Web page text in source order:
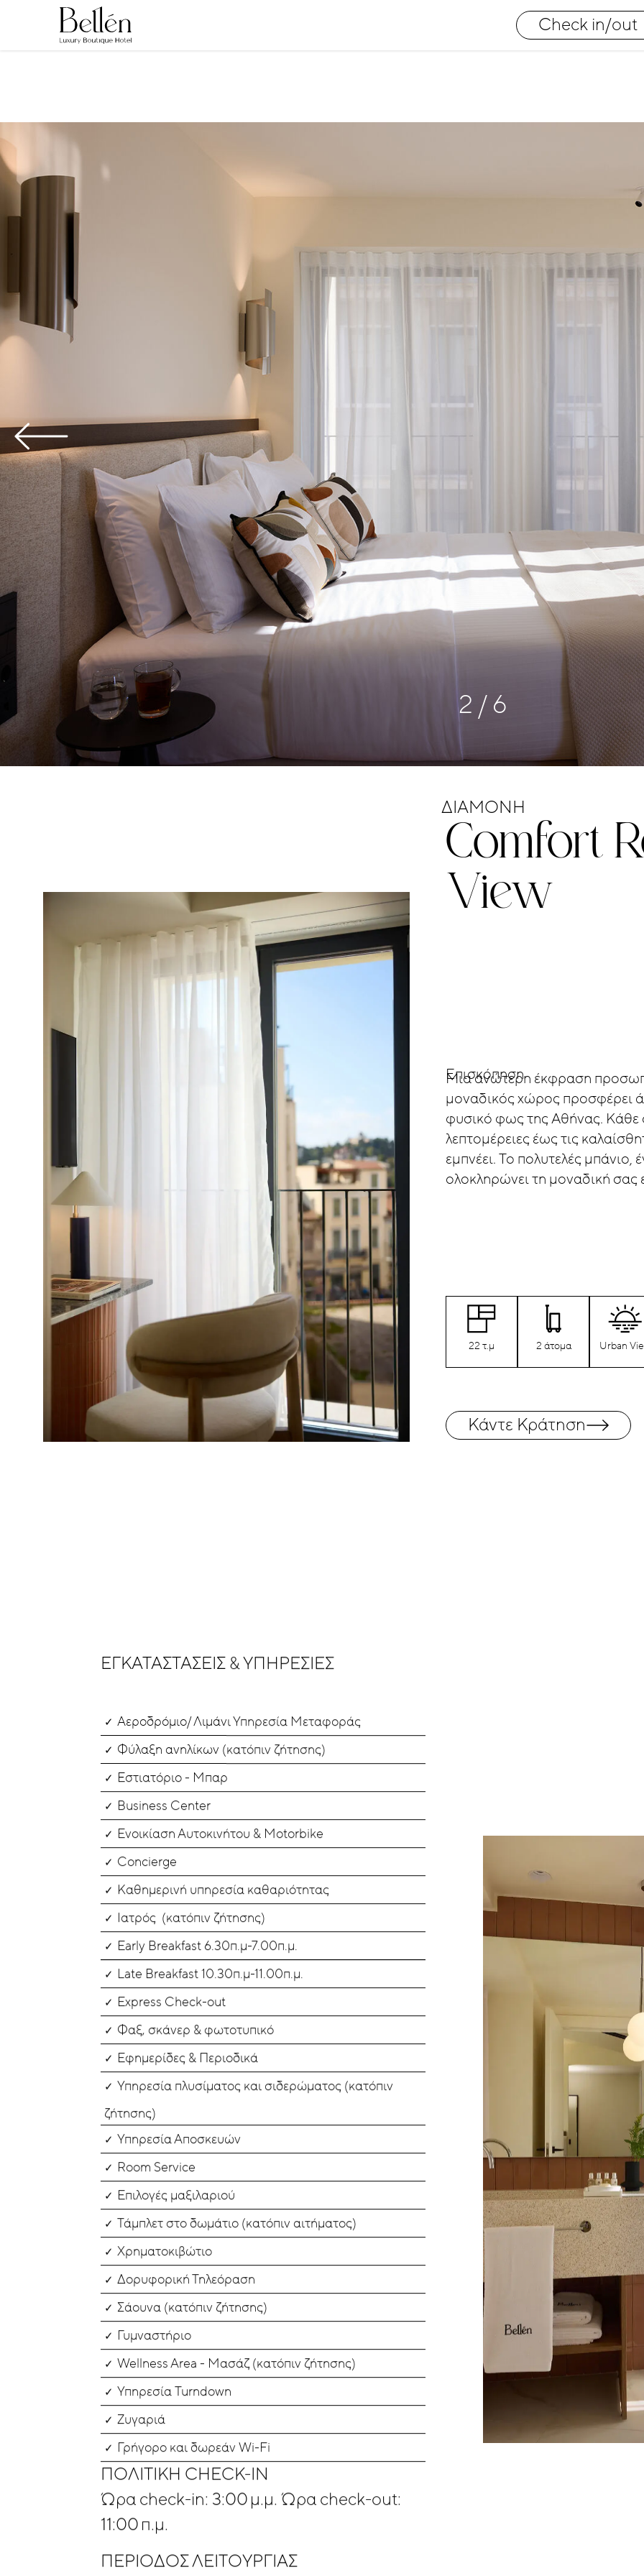
Παράκαμψη
Check in/out
3 /6
ΔΙΑΜΟΝΉ
Comfort
View
Επισκόπηση
Μιαανώτερη έκφραση
μοναδικόςχώρος προσφέρει
φυσικό φωςτηςΑθήνας. Κάθε
λεπτομέρειες έωςτις
εμπνέει.Το πολυτελές μπάνιο,
ολοκληρώνειτη μοναδική σας
22 τ.μ 2 άτομα Urban
Κάντε Κράτηση
ΕΓΚΑΤΑΣΤΆΣΕΙΣ & ΥΠΗΡΕΣΊΕΣ
Αεροδρόμιο/ Λιμάνι Υπηρεσία Μεταφοράς
Φύλαξη ανηλίκων (κατόπιν ζήτησης)
Εστιατόριο - Μπαρ
Business Center
Ενοικίαση Αυτοκινήτου & Motorbike
Concierge
Καθημερινή υπηρεσία καθαριότητας
Ιατρός (κατόπιν ζήτησης)
Early Breakfast 6.30π.μ-7.00π.μ.
Late Breakfast 10.30π.μ-11.00π.μ.
Express Check-out
Φαξ, σκάνερ & φωτοτυπικό
Εφημερίδες & Περιοδικά
Υπηρεσία πλυσίματος και σιδερώματος (κατόπιν
ζήτησης)
Υπηρεσία Αποσκευών
Room Service
Επιλογές μαξιλαριού
Τάμπλετ στο δωμάτιο (κατόπιν αιτήματος)
Χρηματοκιβώτιο
Δορυφορική Τηλεόραση
Σάουνα (κατόπιν ζήτησης)
Γυμναστήριο
Wellness Area - Μασάζ (κατόπιν ζήτησης)
Υπηρεσία Turndown
Ζυγαριά
Γρήγορο και δωρεάν Wi-Fi
ΠΟΛΙΤΙΚΉ CHECK-IN
Ώρα check-in: 3:00 μ.μ. Ώρα check-out:
11:00 π.μ.
ΠΕΡΊΟΔΟΣ ΛΕΙΤΟΥΡΓΊΑΣ